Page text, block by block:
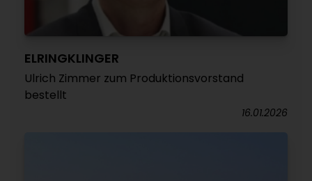
ELRINGKLINGER
Ulrich Zimmer zum Produktionsvorstand
bestellt
16.01.2026